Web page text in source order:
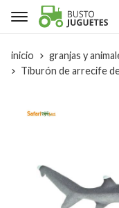
inicio
granjas y
Tiburón de arrecife